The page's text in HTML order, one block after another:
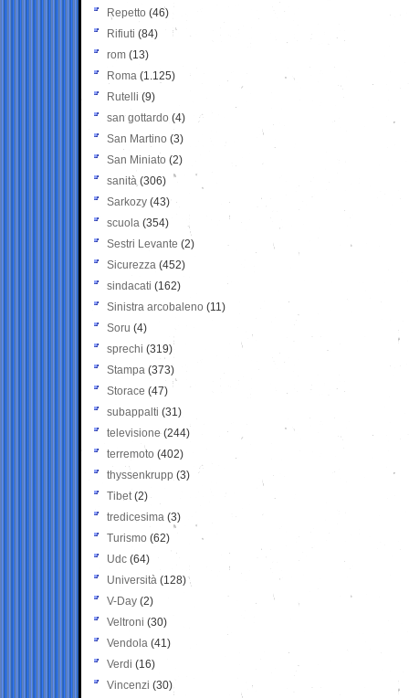
Repetto (46)
Rifiuti (84)
rom (13)
Roma (1.125)
Rutelli (9)
san gottardo (4)
San Martino (3)
San Miniato (2)
sanità (306)
Sarkozy (43)
scuola (354)
Sestri Levante (2)
Sicurezza (452)
sindacati (162)
Sinistra arcobaleno (11)
Soru (4)
sprechi (319)
Stampa (373)
Storace (47)
subappalti (31)
televisione(244)
terremoto (402)
thyssenkrupp (3)
Tibet(2)
tredicesima (3)
Turismo (62)
Udc (64)
Università (128)
V-Day (2)
Veltroni (30)
Vendola (41)
Verdi (16)
Vincenzi (30)